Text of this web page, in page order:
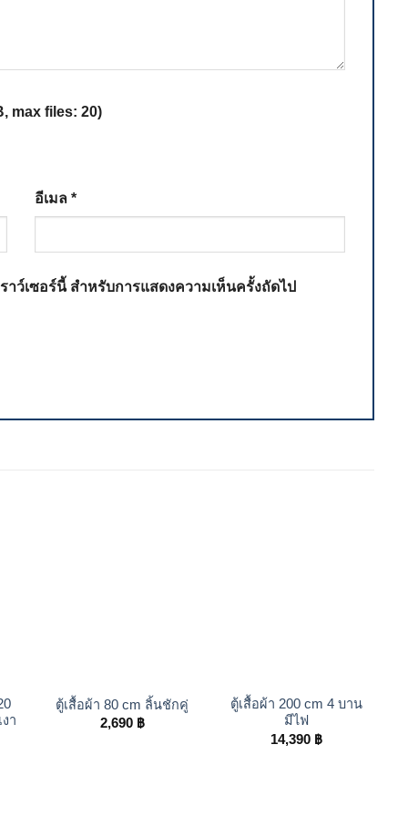
max files: 20)
อีเมล*
ว์เซอร์นี้ สำหรับการแสดงความเห็นครั้งถัดไป
า
ตู้เสื้อผ้า 80 cm ลิ้นชักคู่
2,690 ฿
ตู้เสื้อผ้า 200 cm 4 บาน
มีไฟ
14,390 ฿